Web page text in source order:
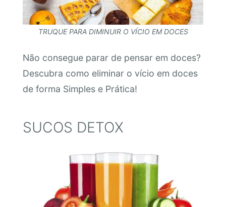
TRUQUE PARA DIMINUIR O VÍCIO EM DOCES
Não consegue parar de pensar em doces?
Descubra como eliminar o vício em doces
de forma Simples e Prática!
SUCOS DETOX